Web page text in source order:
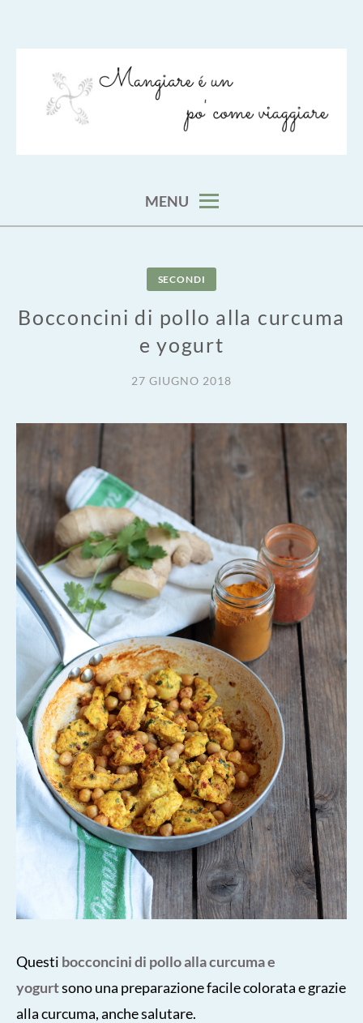
MENU
SECONDI
Bocconcini di pollo alla curcuma
e yogurt
27 GIUGNO 2018
Questi bocconcini di pollo alla curcuma e
yogurtsono una preparazione facile colorata e grazie
alla curcuma, anche salutare.